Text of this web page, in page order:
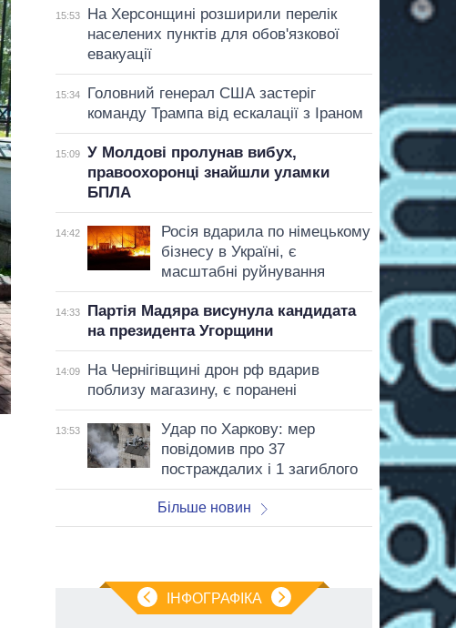
15:53
На Херсонщині розширили перелік
населених пунктів для обов'язкової
евакуації
15:34
Головний генерал США застеріг
команду Трампа від ескалації з Іраном
15:09
У Молдові пролунав вибух,
правоохоронці знайшли уламки
БПЛА
14:42
Росія вдарила по німецькому
бізнесу в Україні, є
масштабні руйнування
14:33
Партія Мадяра висунула кандидата
на президента Угорщини
14:09
На Чернігівщині дрон рф вдарив
поблизу магазину, є поранені
13:53
Удар по Харкову: мер
повідомив про 37
постраждалих і 1 загиблого
Більше новин
ІНФОГРАФІКА